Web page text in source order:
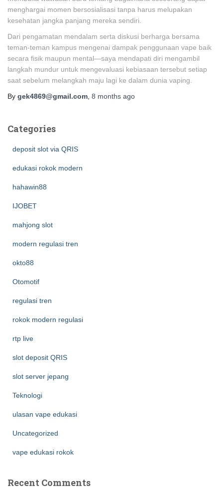
menghargai momen bersosialisasi tanpa harus melupakan
kesehatan jangka panjang mereka sendiri.
Dari pengamatan mendalam serta diskusi berharga bersama
teman-teman kampus mengenai dampak penggunaan vape baik
secara fisik maupun mental—saya mendapati diri mengambil
langkah mundur untuk mengevaluasi kebiasaan tersebut setiap
saat sebelum melangkah maju lagi ke dalam dunia vaping.
By gek4869@gmail.com 8 months ago
Categories
deposit slot via QRIS
edukasi rokok modern
hahawin88
IJOBET
mahjong slot
modern regulasi tren
okto88
Otomotif
regulasi tren
rokok modern regulasi
rtp live
slot deposit QRIS
slot server jepang
Teknologi
ulasan vape edukasi
Uncategorized
vape edukasi rokok
Recent Comments